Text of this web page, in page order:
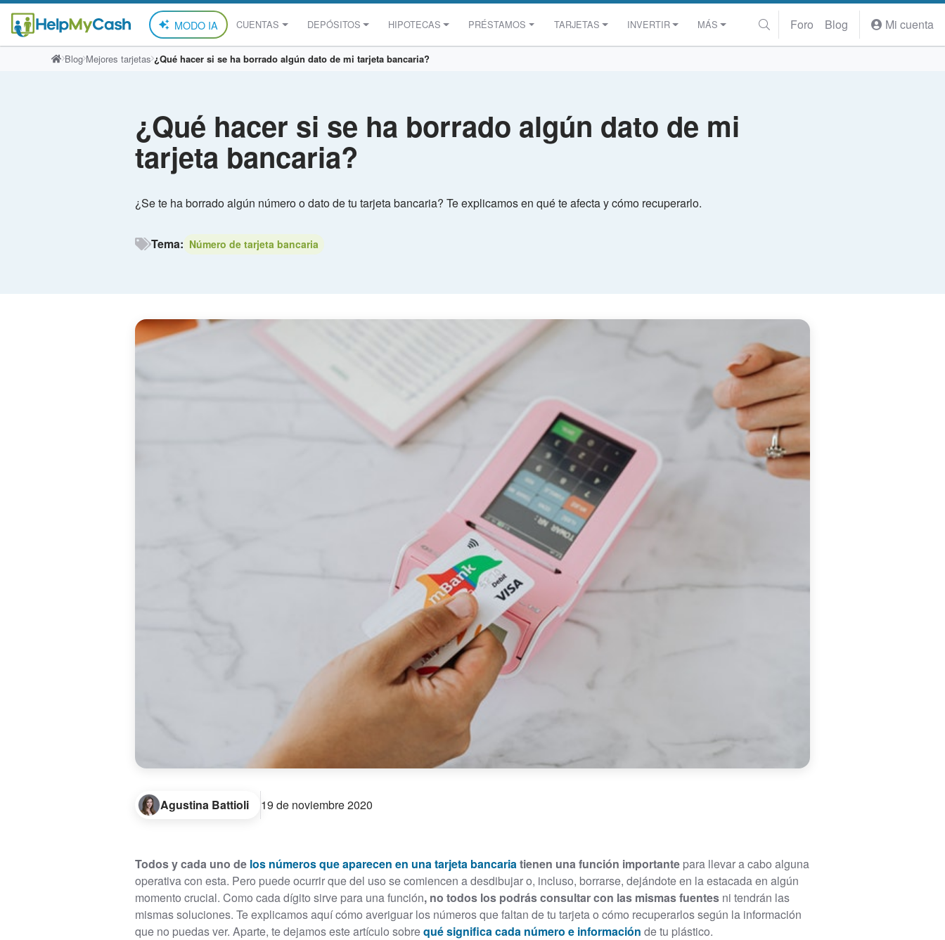
MODO IA CUENTAS DEPÓSITOS HIPOTECAS PRÉSTAMOS TARJETAS INVERTIR MÁS Foro Blog Mi cuenta
Blog Mejores tarjetas ¿Qué hacer si se ha borrado algún dato de mi tarjeta bancaria?
¿Qué hacer si se ha borrado algún dato de mi
tarjeta bancaria?
¿Se te ha borrado algún número o dato de tu tarjeta bancaria? Te explicamos en qué te afecta y cómo recuperarlo.
Tema: Número de tarjeta bancaria
Agustina Battioli 19 de noviembre 2020
Todos y cada uno de los números que aparecen en una tarjeta bancaria tienen una función importante para llevar a cabo alguna
operativa con esta. Pero puede ocurrir que del uso se comiencen a desdibujar o, incluso, borrarse, dejándote en la estacada en algún
momento crucial. Como cada dígito sirve para una función, no todos los podrás consultar con las mismas fuentes ni tendrán las
mismas soluciones. Te explicamos aquí cómo averiguar los números que faltan de tu tarjeta o cómo recuperarlos según la información
que no puedas ver. Aparte, te dejamos este artículo sobrequé significa cada número e información de tu plástico.